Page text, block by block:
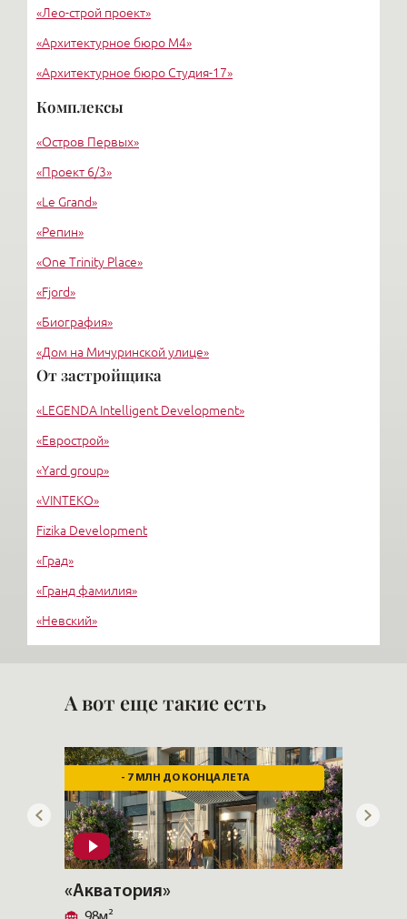
«Лео-строй проект»
«Архитектурное бюро М4»
«Архитектурное бюро Студия-17»
«Архитектурное бюро Liphart Architects»
«Вертикаль»
Комплексы
«Остров Первых»
«Проект 6/3»
«Le Grand»
«Репин»
«One Trinity Place»
«Fjord»
«Биография»
«Дом на Мичуринской улице»
«Крестовский, 12»
«Ориенталь»
От застройщика
«LEGENDA Intelligent Development»
«Еврострой»
«Yard group»
«VINTEKO»
Fizika Development
«Град»
«Гранд фамилия»
«Невский»
А вот еще такие есть
- 7 МЛН ДО КОНЦА ЛЕТА
«Акватория»